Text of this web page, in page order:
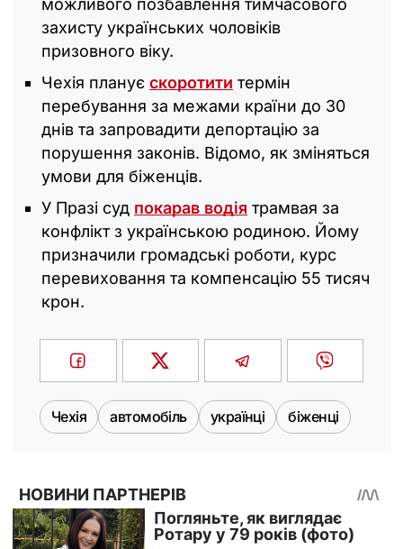
можливого позбавлення тимчасового
захисту українських чоловіків
призовного віку.
Чехія планує скоротити термін
перебування за межами країни до 30
днів та запровадити депортацію за
порушення законів. Відомо, як зміняться
умови для біженців.
У Празі суд покарав водія трамвая за
конфлікт з українською родиною. Йому
призначили громадські роботи, курс
перевиховання та компенсацію 55 тисяч
крон.
Чехія автомобіль українці біженці